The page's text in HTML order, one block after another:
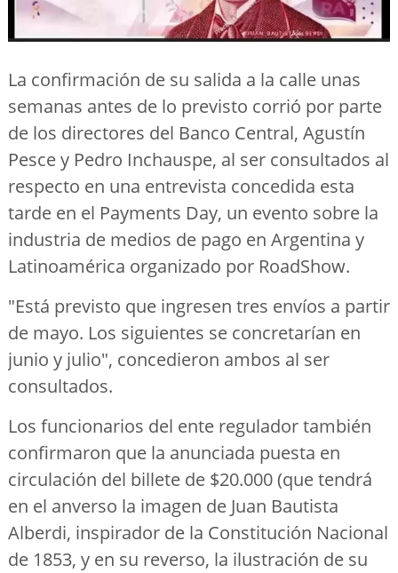
La confirmación de su salida a la calle unas
semanas antes de lo previsto corrió por parte
de los directores del Banco Central, Agustín
Pesce y Pedro Inchauspe, al ser consultados al
respecto en una entrevista concedida esta
tarde en el Payments Day, un evento sobre la
industria de medios de pago en Argentina y
Latinoamérica organizado por RoadShow.
"Está previsto que ingresen tres envíos a partir
de mayo. Los siguientes se concretarían en
junio y julio", concedieron ambos al ser
consultados.
Los funcionarios del ente regulador también
confirmaron que la anunciada puesta en
circulación del billete de $20.000 (que tendrá
en el anverso la imagen de Juan Bautista
Alberdi, inspirador de la Constitución Nacional
de 1853, y en su reverso, la ilustración de su